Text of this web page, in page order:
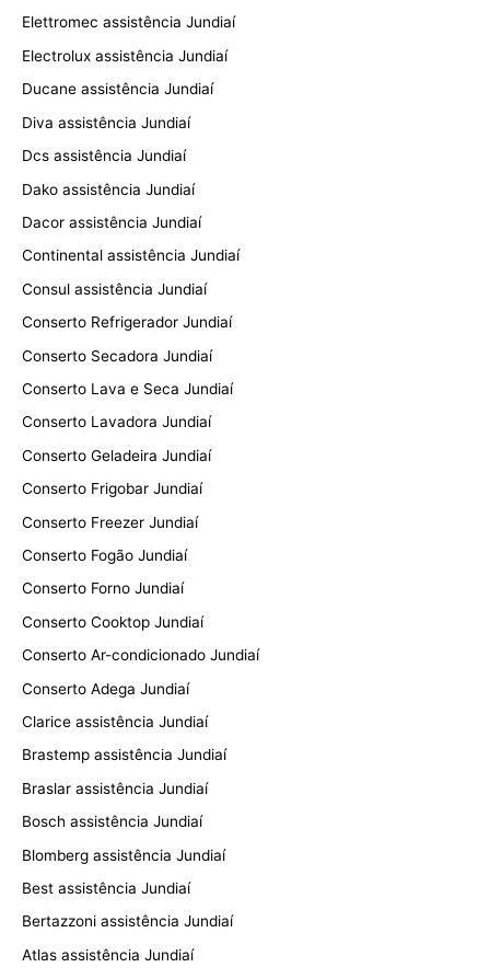
Elettromec assistência Jundiaí
Electrolux assistência Jundiaí
Ducane assistência Jundiaí
Diva assistência Jundiaí
Dcs assistência Jundiaí
Dako assistência Jundiaí
Dacor assistência Jundiaí
Continental assistência Jundiaí
Consul assistência Jundiaí
Conserto Refrigerador Jundiaí
Conserto Secadora Jundiaí
Conserto Lava e Seca Jundiaí
Conserto Lavadora Jundiaí
Conserto Geladeira Jundiaí
Conserto Frigobar Jundiaí
Conserto Freezer Jundiaí
Conserto Fogão Jundiaí
Conserto Forno Jundiaí
Conserto Cooktop Jundiaí
Conserto Ar-condicionado Jundiaí
Conserto Adega Jundiaí
Clarice assistência Jundiaí
Brastemp assistência Jundiaí
Braslar assistência Jundiaí
Bosch assistência Jundiaí
Blomberg assistência Jundiaí
Best assistência Jundiaí
Bertazzoni assistência Jundiaí
Atlas assistência Jundiaí